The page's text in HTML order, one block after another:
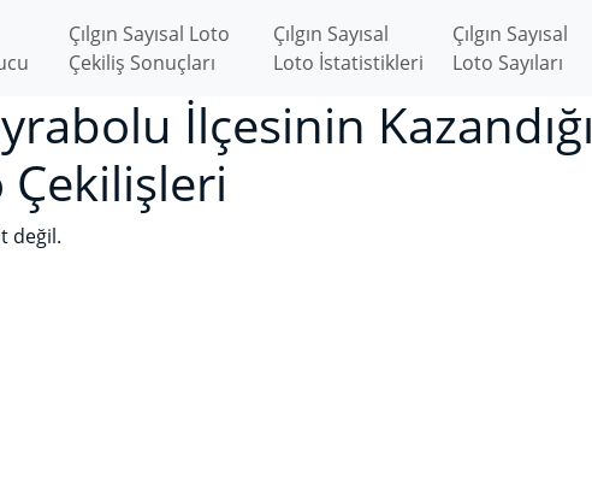
Çılgın Sayısal Loto
Çekiliş Sonuçları
Çılgın Sayısal
Loto İstatistikleri
Çılgın Sayısal
Loto Sayıları
İlçesinin Kazandığı
Çekilişleri
değil.